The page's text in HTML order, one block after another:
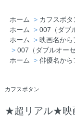
埼玉県 J・T
えた。今後
ホーム > カフスボタ
ホーム > 007（ダブ
ホーム > 映画名から
> 007（ダブルオーセ
ホーム > 俳優名から
カフスボタン
★超リアル★映